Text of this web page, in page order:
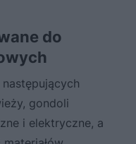
do
gondoli
i elektryczne, a